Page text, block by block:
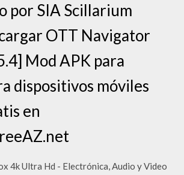
por SIA Scillarium
OTT Navigator
Mod APK para
dispositivos móviles
en
4k Ultra Hd - Electrónica, Audio y Video